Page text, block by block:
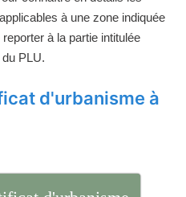
à une zone indiquée
à la partie intitulée
PLU.
d'urbanisme à